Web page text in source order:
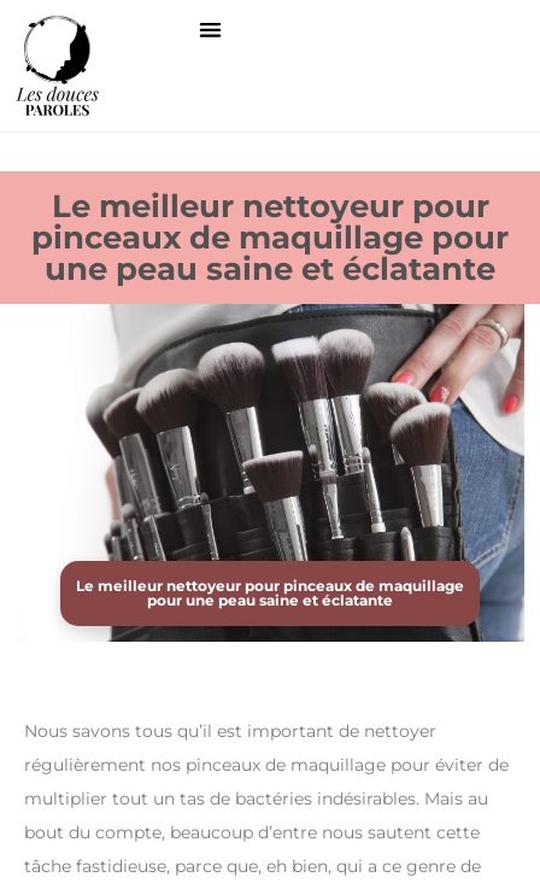
Le meilleur nettoyeur pour
pinceaux de maquillage pour
une peau saine et éclatante
Le meilleur nettoyeur pour pinceaux de maquillage
pour une peau saine et éclatante
Nous savons tous qu’il est important de nettoyer
régulièrement nos pinceaux de maquillage pour éviter de
multiplier tout un tas de bactéries indésirables. Mais au
bout du compte, beaucoup d’entre nous sautent cette
tâche fastidieuse, parce que, eh bien, qui a ce genre de